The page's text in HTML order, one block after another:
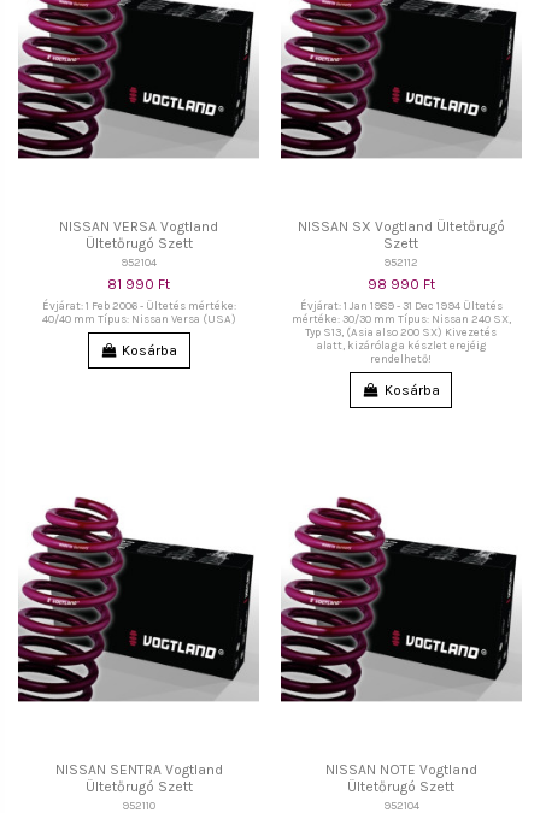
NISSAN VERSA Vogtland
Ültetőrugó Szett
952104
81 990 Ft
Évjárat: 1 Feb 2006 - Ültetés mértéke:
40/40 mm Típus: Nissan Versa (USA)
Kosárba
NISSAN SX Vogtland Ültetőrugó
Szett
952112
98 990 Ft
Évjárat: 1 Jan 1989 - 31 Dec 1994 Ültetés
mértéke: 30/30 mm Típus: Nissan 240 SX,
Typ S13, (Asia also 200 SX) Kivezetés
alatt, kizárólag a készlet erejéig
rendelhető!
Kosárba
NISSAN SENTRA Vogtland
Ültetőrugó Szett
952110
NISSAN NOTE Vogtland
Ültetőrugó Szett
952104